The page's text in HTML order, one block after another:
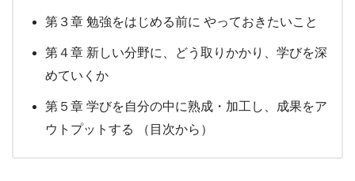
第３章 勉強をはじめる前に やっておきたいこと
第４章 新しい分野に、どう取りかかり、学びを深
めていくか
第５章 学びを自分の中に熟成・加工し、成果をア
ウトプットする （目次から）